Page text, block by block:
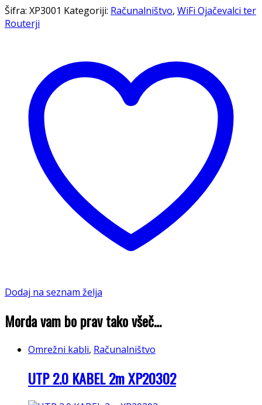
Šifra: XP3001 Kategoriji: Računalništvo, WiFi Ojačevalci ter
Routerji
Dodaj na seznam želja
Morda vam bo prav tako všeč…
Omrežni kabli, Računalništvo
UTP 2.0 KABEL 2m XP20302